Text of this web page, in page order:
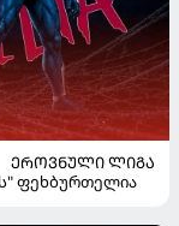
ᲔᲠᲝᲕᲜᲣᲚᲘ ᲚᲘᲒᲐ
ფეხბურთელია